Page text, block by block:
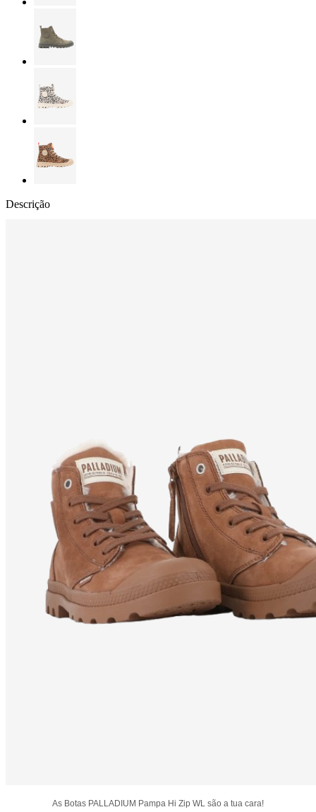
Descrição
As Botas PALLADIUM Pampa Hi Zip WL são a tua cara!